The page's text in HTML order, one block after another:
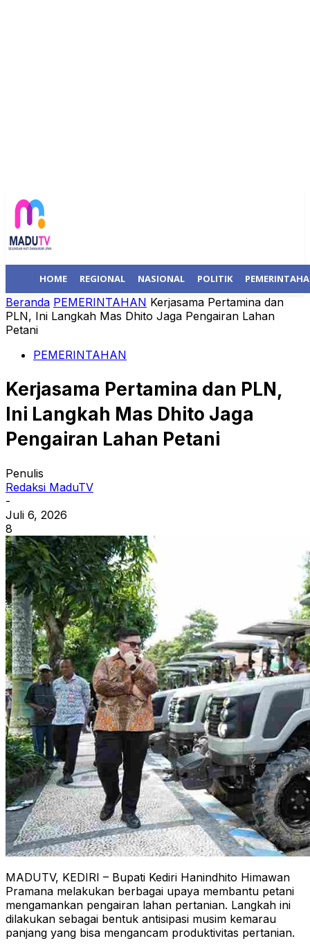
HOME REGIONAL NASIONAL POLITIK
Beranda PEMERINTAHAN Kerjasama Pertamina dan
PLN, Ini Langkah Mas Dhito Jaga Pengairan Lahan
Petani
PEMERINTAHAN
Kerjasama Pertamina dan PLN,
Ini Langkah Mas Dhito Jaga
Pengairan Lahan Petani
Penulis
Redaksi MaduTV
-
Juli 6, 2026
8
MADUTV, KEDIRI – Bupati Kediri Hanindhito Himawan
Pramana melakukan berbagai upaya membantu petani
mengamankan pengairan lahan pertanian. Langkah ini
dilakukan sebagai bentuk antisipasi musim kemarau
panjang yang bisa mengancam produktivitas pertanian.